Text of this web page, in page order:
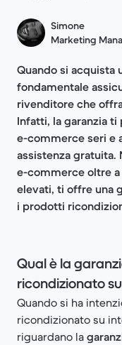
Simone
Marketing
Quando si acquista
fondamentale
rivenditore che
Infatti, la garanzia
e-commerce seri e
assistenza gratuita.
e-commerce oltre
elevati, ti offre una
i prodotti
Qual è la
ricondizionato
Quando si ha
ricondizionato su
riguardano la